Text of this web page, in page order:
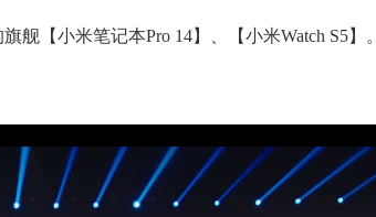
【小米笔记本Pro 14】、【小米Watch S5】。